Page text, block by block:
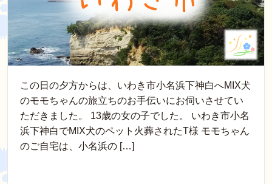
この日の夕方からは、いわき市小名浜下神白へMIX犬
のモモちゃんの旅立ちのお手伝いにお伺いさせてい
ただきました。 13歳の女の子でした。 いわき市小名
浜下神白でMIX犬のペット火葬されたT様 モモちゃん
のご自宅は、小名浜の […]